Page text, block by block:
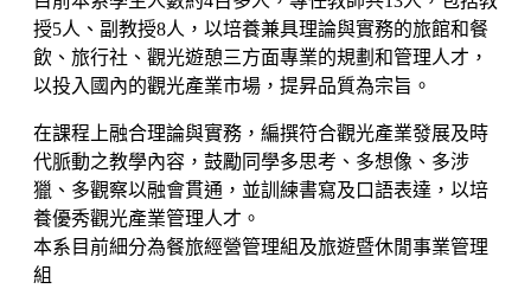
授5人、副教授8人，以培養兼具理論與實務的旅館和餐
飲、旅行社、觀光遊憩三方面專業的規劃和管理人才，
以投入國內的觀光產業市場，提昇品質為宗旨。
在課程上融合理論與實務，編撰符合觀光產業發展及時
代脈動之教學內容，鼓勵同學多思考、多想像、多涉
獵、多觀察以融會貫通，並訓練書寫及口語表達，以培
養優秀觀光產業管理人才。
本系目前細分為餐旅經營管理組及旅遊暨休閒事業管理
組